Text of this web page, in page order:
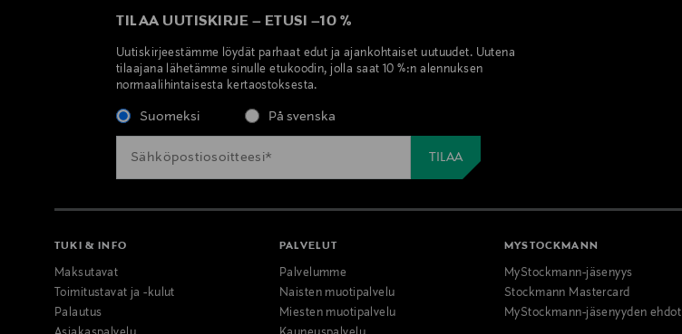
TILAA UUTISKIRJE – ETUSI –10 %
Uutiskirjeestämme löydät parhaat edut ja ajankohtaiset uutuudet. Uutena
tilaajana lähetämme sinulle etukoodin, jolla saat 10 %:n alennuksen
normaalihintaisesta kertaostoksesta.
Suomeksi På svenska
TUKI & INFO
Maksutavat
Toimitustavat ja -kulut
Palautus
PALVELUT
Palvelumme
Naisten muotipalvelu
Miesten muotipalvelu
MYSTOCKMANN
MyStockmann-jäsenyys
Stockmann Mastercard
MyStockmann-jäsenyyden ehdot